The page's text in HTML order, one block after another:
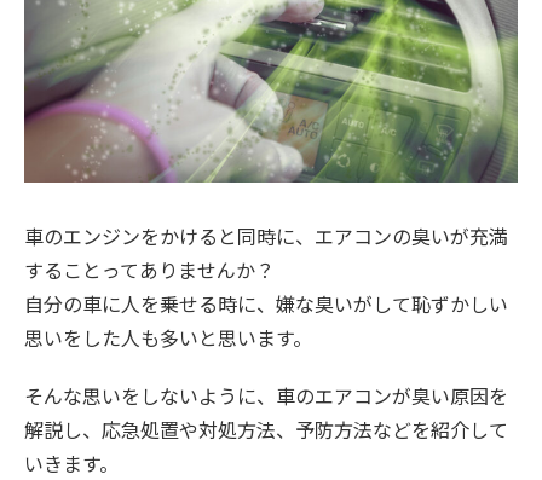
車のエンジンをかけると同時に、エアコンの臭いが充満
することってありませんか？
自分の車に人を乗せる時に、嫌な臭いがして恥ずかしい
思いをした人も多いと思います。
そんな思いをしないように、車のエアコンが臭い原因を
解説し、応急処置や対処方法、予防方法などを紹介して
いきます。